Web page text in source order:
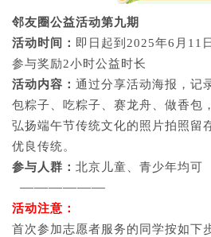
邻友圈公益活动第九期
活动时间： 即日起到2025年6月11日
参与奖励2小时公益时长
活动内容： 通过分享活动海报，记
包粽子、吃粽子、赛龙舟、做香包
弘扬端午节传统文化的照片拍照留
优良传统。
参与人群： 北京儿童、青少年均可
——————
活动注意：
首次参加志愿者服务的同学按如下